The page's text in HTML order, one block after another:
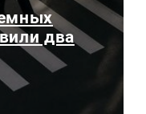
два